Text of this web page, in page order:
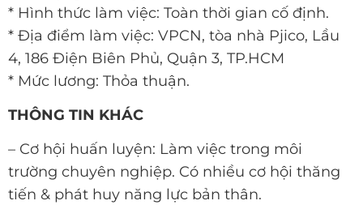
* Hình thức làm việc: Toàn thời gian cố định.
* Địa điểm làm việc: VPCN, tòa nhà Pjico, Lầu
4, 186 Điện Biên Phủ, Quận 3, TP.HCM
* Mức lương: Thỏa thuận.
THÔNG TIN KHÁC
– Cơ hội huấn luyện: Làm việc trong môi
trường chuyên nghiệp. Có nhiều cơ hội thăng
tiến & phát huy năng lực bản thân.